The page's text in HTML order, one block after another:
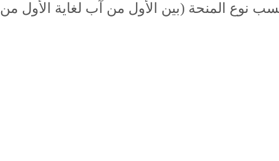
نوع المنحة (بين الأول من آب لغاية الأول من